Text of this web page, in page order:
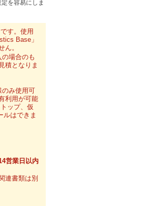
を容易にしま
す。使用
Base」
ん。
場合のも
積となりま
のみ使用可
利用が可能
ップ、仮
ルはできま
営業日以内
連書類は別